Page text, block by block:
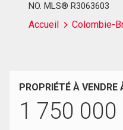
NO. MLS® R3063603
Accueil Colombie-
PROPRIÉTÉ À
1 750 000